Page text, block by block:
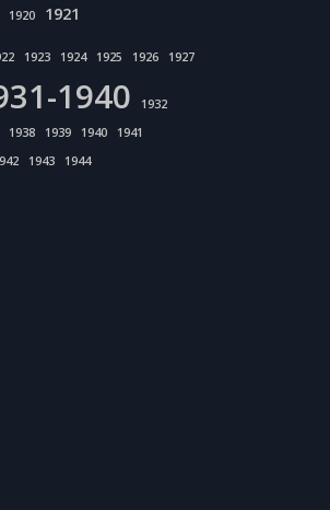
1920 1921
1923 1924 1925 1926 1927
1940
1932
1938 1939 1940 1941
1943 1944